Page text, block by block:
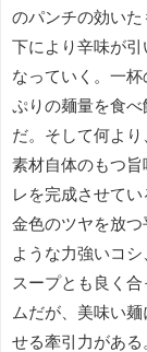
のパンチの効い
下により辛味が
なっていく。一
ぷりの麺量を食
だ。そして何より
素材自体のもつ
レを完成させてい
金色のツヤを放
ような力強いコ
スープとも良く
ムだが、美味い
せる牽引力がある